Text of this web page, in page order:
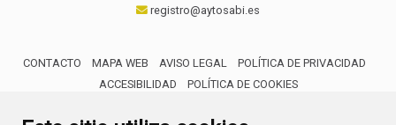
registro@aytosabi.es
CONTACTO MAPA WEB AVISO LEGAL
POLÍTICA DE PRIVACIDAD
ACCESIBILIDAD
POLÍTICA DE COOKIES